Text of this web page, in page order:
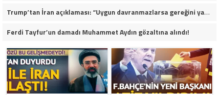
Trump’tan İran açıklaması: “Uygun davranmazlarsa gereğini yaparım”
Ferdi Tayfur’un damadı Muhammet Aydın gözaltına alındı!